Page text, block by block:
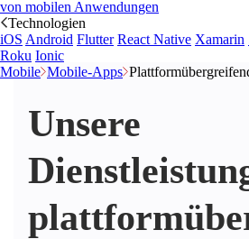
von mobilen Anwendungen
Technologien
iOS Android Flutter React Native Xamarin
Roku Ionic
Mobile Mobile-Apps
Unsere